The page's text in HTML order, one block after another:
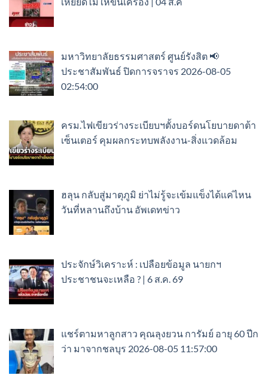
มหาวิทยาลัยธรรมศาสตร์ ศูนย์รังสิต 📢
ประชาสัมพันธ์ ปิดการจราจร 2026-08-05
02:54:00
ครม.ไฟเขียวร่างระเบียบฯตั้งบอร์ดนโยบายดาต้า
เซ็นเตอร์ คุมผลกระทบพลังงาน-สิ่งแวดล้อม
ฮลุน กลับสู่มาตุภูมิ ย่าไม่รู้จะเข้มแข็งได้แค่ไหน
วันที่หลานถึงบ้าน อัพเดทข่าว
ประจักษ์วิเคราะห์ : เปลือยข้อมูล นายกฯ
ประชาชนจะเหลือ ? | 6 ส.ค. 69
แชร์ตามหาลูกสาว คุณลุงยวน การัมย์ อายุ 60 ปีก
ว่า มาจากชลบุร 2026-08-05 11:57:00